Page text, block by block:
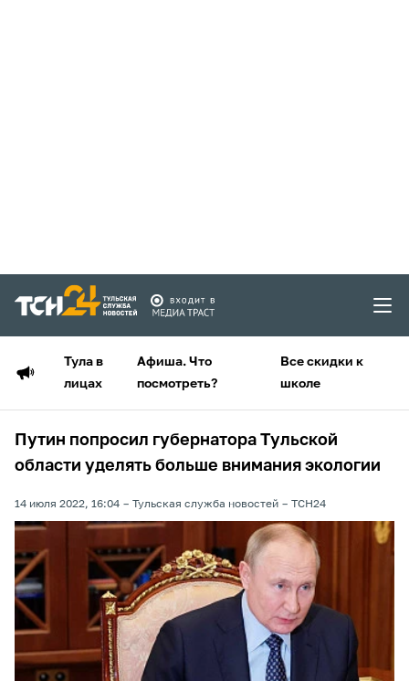
Тула в
лицах
Афиша. Что
посмотреть?
Все скидки к
школе
Путин попросил губернатора Тульской
области уделять больше внимания экологии
14 июля 2022, 16:04 Тульская служба новостей ТСН24